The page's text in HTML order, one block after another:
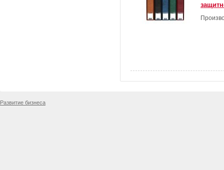
Развитие бизнеса